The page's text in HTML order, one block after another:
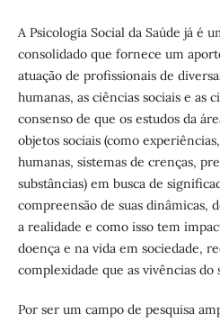
A Psicologia Social da Saúde já é
consolidado que fornece um
atuação de profissionais de
humanas, as ciências sociais e as
consenso de que os estudos da
objetos sociais (como
humanas, sistemas de crenças,
substâncias) em busca de
compreensão de suas dinâmicas,
a realidade e como isso tem
doença e na vida em sociedade,
complexidade que as vivências
Por ser um campo de pesquisa